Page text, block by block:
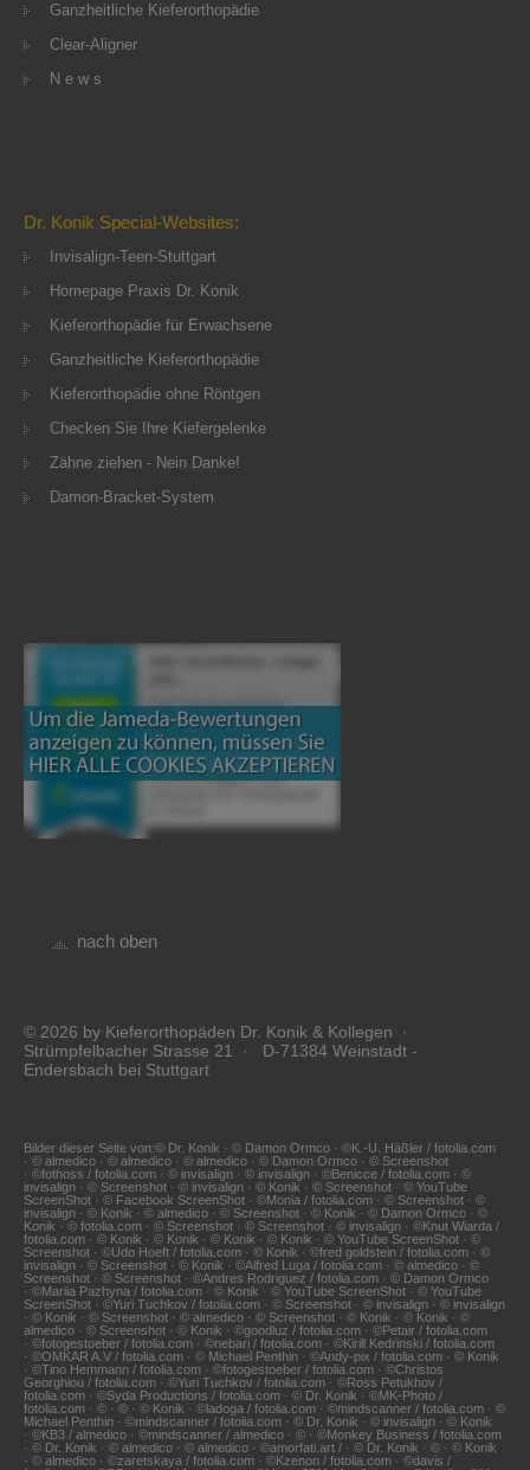
Ganzheitliche Kieferorthopädie
Clear-Aligner
N e w s
Dr. Konik Special-Websites:
Invisalign-Teen-Stuttgart
Homepage Praxis Dr. Konik
Kieferorthopädie für Erwachsene
Ganzheitliche Kieferorthopädie
Kieferorthopädie ohne Röntgen
Checken Sie Ihre Kiefergelenke
Zähne ziehen - Nein Danke!
Damon-Bracket-System
nach oben
© 2026 by Kieferorthopäden Dr. Konik & Kollegen ·
Strümpfelbacher Strasse 21 · D-71384 Weinstadt -
Endersbach bei Stuttgart
Bilder dieser Seite von:© Dr. Konik · © Damon Ormco · ©K.-U. Häßler / fotolia.com
· © almedico · © almedico · © almedico · © Damon Ormco · © Screenshot
· ©fothoss / fotolia.com · © invisalign · © invisalign · ©Benicce / fotolia.com · ©
invisalign · © Screenshot · © invisalign · © Konik · © Screenshot · © YouTube
ScreenShot · © Facebook ScreenShot · ©Monia / fotolia.com · © Screenshot · ©
invisalign · © Konik · © almedico · © Screenshot · © Konik · © Damon Ormco · ©
Konik · © fotolia.com · © Screenshot · © Screenshot · © invisalign · ©Knut Wiarda /
fotolia.com · © Konik · © Konik · © Konik · © Konik · © YouTube ScreenShot · ©
Screenshot · ©Udo Hoeft / fotolia.com · © Konik · ©fred goldstein / fotolia.com · ©
invisalign · © Screenshot · © Konik · ©Alfred Luga / fotolia.com · © almedico · ©
Screenshot · © Screenshot · ©Andres Rodriguez / fotolia.com · © Damon Ormco
· ©Mariia Pazhyna / fotolia.com · © Konik · © YouTube ScreenShot · © YouTube
ScreenShot · ©Yuri Tuchkov / fotolia.com · © Screenshot · © invisalign · © invisalign
· © Konik · © Screenshot · © almedico · © Screenshot · © Konik · © Konik · ©
almedico · © Screenshot · © Konik · ©goodluz / fotolia.com · ©Petair / fotolia.com
· ©fotogestoeber / fotolia.com · ©nebari / fotolia.com · ©Kirill Kedrinski / fotolia.com
· ©OMKAR A.V / fotolia.com · © Michael Penthin · ©Andy-pix / fotolia.com · © Konik
· ©Tino Hemmann / fotolia.com · ©fotogestoeber / fotolia.com · ©Christos
Georghiou / fotolia.com · ©Yuri Tuchkov / fotolia.com · ©Ross Petukhov /
fotolia.com · ©Syda Productions / fotolia.com · © Dr. Konik · ©MK-Photo /
fotolia.com · © · © · © Konik · ©ladoga / fotolia.com · ©mindscanner / fotolia.com · ©
Michael Penthin · ©mindscanner / fotolia.com · © Dr. Konik · © invisalign · © Konik
· ©KB3 / almedico · ©mindscanner / almedico · © · ©Monkey Business / fotolia.com
· © Dr. Konik · © almedico · © almedico · ©amorfati.art / · © Dr. Konik · © · © Konik
· © almedico · ©zaretskaya / fotolia.com · ©Kzenon / fotolia.com · ©davis /